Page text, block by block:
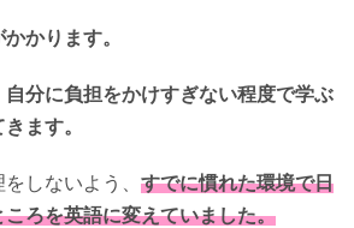
かります。
分に負担をかけすぎない程度で学ぶ
ます。
しないよう、 すでに慣れた環境で日
ろを英語に変えていました。